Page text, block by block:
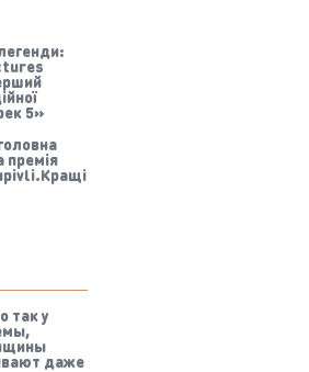
5»
премія
так у
даже